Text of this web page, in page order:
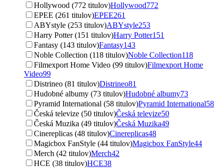
Hollywood (772 titulov)Hollywood772
EPEE (261 titulov)EPEE261
ABYstyle (253 titulov)ABYstyle253
Harry Potter (151 titulov)Harry Potter151
Fantasy (143 titulov)Fantasy143
Noble Collection (118 titulov)Noble Collection118
Filmexport Home Video (99 titulov)Filmexport Home
Video99
Distrineo (81 titulov)Distrineo81
Hudobné albumy (73 titulov)Hudobné albumy73
Pyramid International (58 titulov)Pyramid International58
Česká televize (50 titulov)Česká televize50
Česká Muzika (49 titulov)Česká Muzika49
Cinereplicas (48 titulov)Cinereplicas48
Magicbox FanStyle (44 titulov)Magicbox FanStyle44
Merch (42 titulov)Merch42
HCE (38 titulov)HCE38